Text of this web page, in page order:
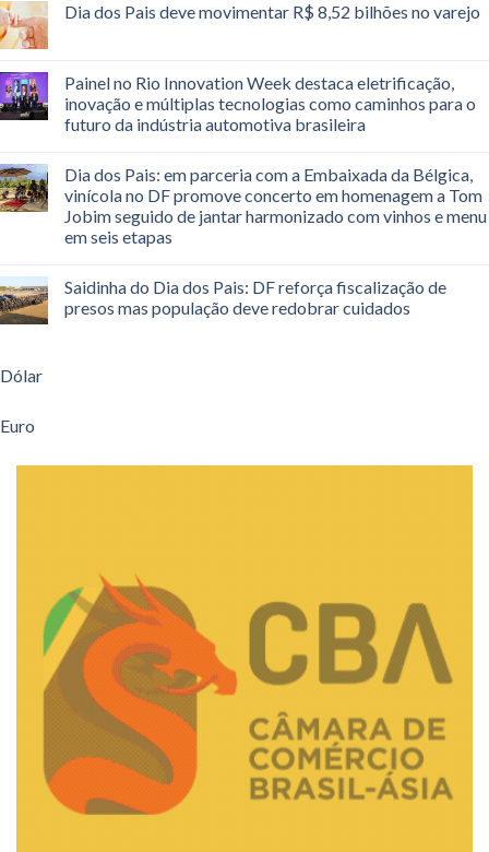
Dia dos Pais deve movimentar R$ 8,52 bilhões no varejo
Painel no Rio Innovation Week destaca eletrificação,
inovação e múltiplas tecnologias como caminhos para o
futuro da indústria automotiva brasileira
Dia dos Pais: em parceria com a Embaixada da Bélgica,
vinícola no DF promove concerto em homenagem a Tom
Jobim seguido de jantar harmonizado com vinhos e menu
em seis etapas
Saidinha do Dia dos Pais: DF reforça fiscalização de
presos mas população deve redobrar cuidados
Dólar
Euro